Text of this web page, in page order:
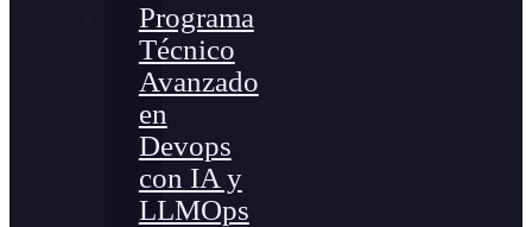
Programa
Técnico
Avanzado
en
Devops
con IA y
LLMOps